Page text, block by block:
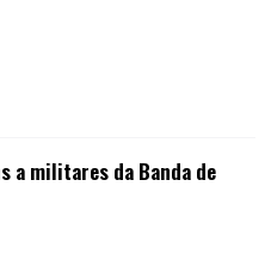
a militares da Banda de